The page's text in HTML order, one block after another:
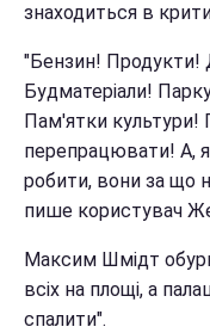
знаходиться в
"Бензин! Продукти!
Будматеріали!
Пам'ятки
перепрацювати! А,
робити, вони за що
пише користувач
Максим Шмідт
всіх на площі, а
спалити".